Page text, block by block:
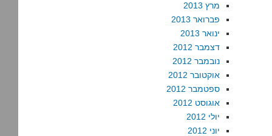
מרץ 2013
פברואר 2013
ינואר 2013
דצמבר 2012
נובמבר 2012
אוקטובר 2012
ספטמבר 2012
אוגוסט 2012
יולי 2012
יוני 2012